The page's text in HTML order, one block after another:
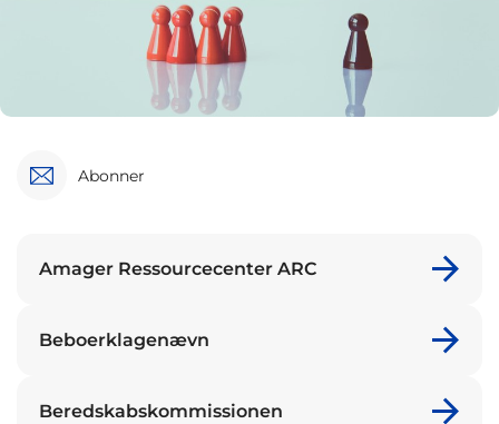
Abonner
Amager Ressourcecenter ARC
Beboerklagenævn
Beredskabskommissionen